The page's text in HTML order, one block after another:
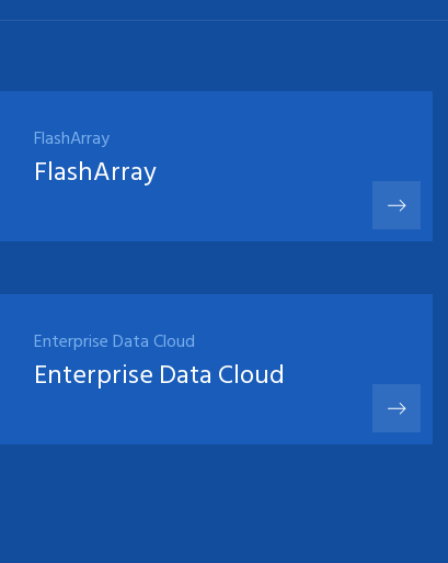
FlashArray
FlashArray
Enterprise Data Cloud
Enterprise Data Cloud